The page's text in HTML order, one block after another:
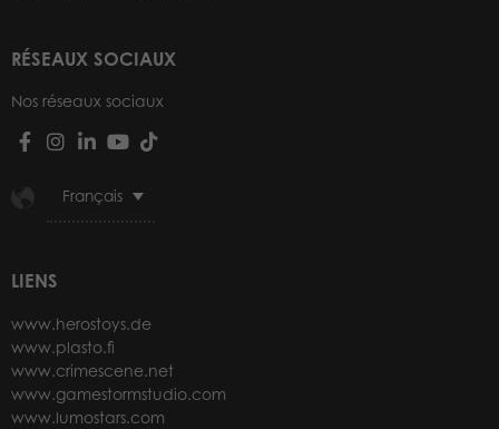
RÉSEAUX SOCIAUX
Nos réseaux sociaux
Français
LIENS
www.herostoys.de
www.plasto.fi
www.crimescene.net
www.gamestormstudio.com
www.lumostars.com